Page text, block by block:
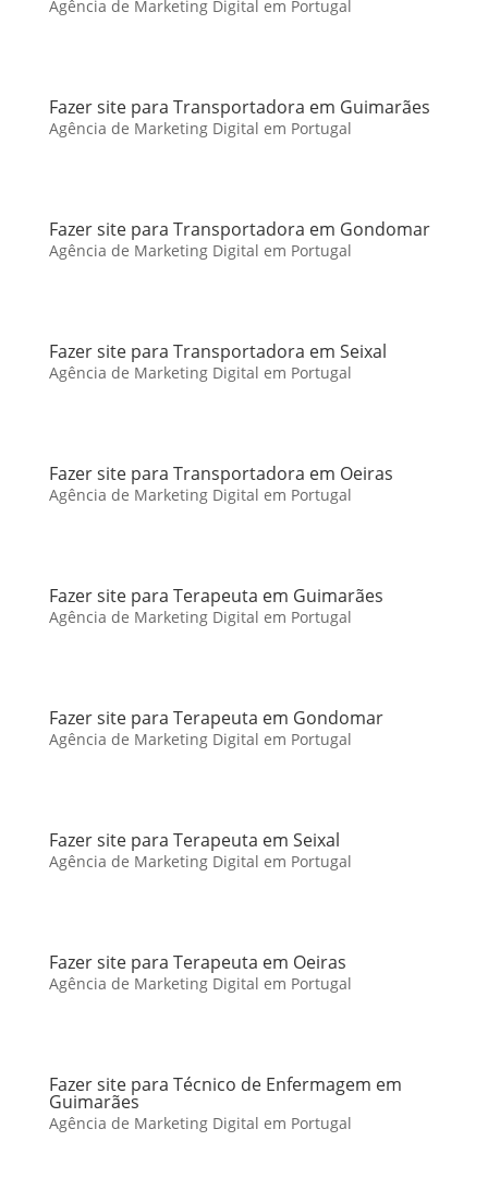
Agência de Marketing Digital em Portugal
Fazer site para Transportadora em Guimarães
Agência de Marketing Digital em Portugal
Fazer site para Transportadora em Gondomar
Agência de Marketing Digital em Portugal
Fazer site para Transportadora em Seixal
Agência de Marketing Digital em Portugal
Fazer site para Transportadora em Oeiras
Agência de Marketing Digital em Portugal
Fazer site para Terapeuta em Guimarães
Agência de Marketing Digital em Portugal
Fazer site para Terapeuta em Gondomar
Agência de Marketing Digital em Portugal
Fazer site para Terapeuta em Seixal
Agência de Marketing Digital em Portugal
Fazer site para Terapeuta em Oeiras
Agência de Marketing Digital em Portugal
Fazer site para Técnico de Enfermagem em
Guimarães
Agência de Marketing Digital em Portugal